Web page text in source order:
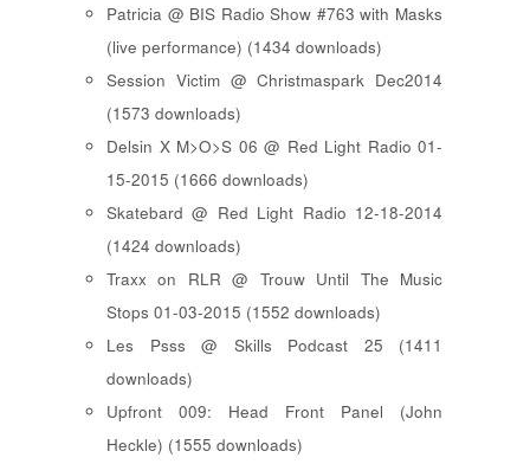
Patricia @ BIS Radio Show #763 with Masks
(live performance) (1434 downloads)
Session Victim @ Christmaspark Dec2014
(1573 downloads)
Delsin X M>O>S 06 @ Red Light Radio 01-
15-2015 (1666 downloads)
Skatebard @ Red Light Radio 12-18-2014
(1424 downloads)
Traxx on RLR @ Trouw Until The Music
Stops 01-03-2015 (1552 downloads)
Les Psss @ Skills Podcast 25 (1411
downloads)
Upfront 009: Head Front Panel (John
Heckle) (1555 downloads)